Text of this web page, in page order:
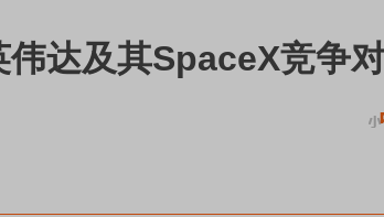
达及其SpaceX竞争
重要机